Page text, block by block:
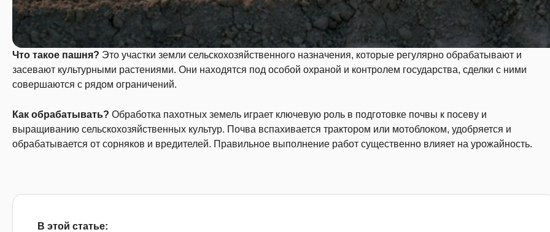
Что такое пашня? Это участки земли сельскохозяйственного назначения, которые регулярно обрабатывают и
засевают культурными растениями. Они находятся под особой охраной и контролем государства, сделки с ними
совершаются с рядом ограничений.
Как обрабатывать? Обработка пахотных земель играет ключевую роль в подготовке почвы к посеву и
выращиванию сельскохозяйственных культур. Почва вспахивается трактором или мотоблоком, удобряется и
обрабатывается от сорняков и вредителей. Правильное выполнение работ существенно влияет на урожайность.
В этой статье: